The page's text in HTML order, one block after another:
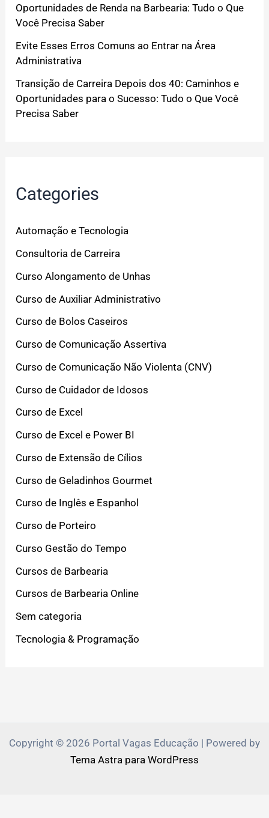
Oportunidades de Renda na Barbearia: Tudo o Que
Você Precisa Saber
Evite Esses Erros Comuns ao Entrar na Área
Administrativa
Transição de Carreira Depois dos 40: Caminhos e
Oportunidades para o Sucesso: Tudo o Que Você
Precisa Saber
Categories
Automação e Tecnologia
Consultoria de Carreira
Curso Alongamento de Unhas
Curso de Auxiliar Administrativo
Curso de Bolos Caseiros
Curso de Comunicação Assertiva
Curso de Comunicação Não Violenta (CNV)
Curso de Cuidador de Idosos
Curso de Excel
Curso de Excel e Power BI
Curso de Extensão de Cílios
Curso de Geladinhos Gourmet
Curso de Inglês e Espanhol
Curso de Porteiro
Curso Gestão do Tempo
Cursos de Barbearia
Cursos de Barbearia Online
Sem categoria
Tecnologia & Programação
Copyright © 2026 Portal Vagas Educação | Powered by
Tema Astra para WordPress